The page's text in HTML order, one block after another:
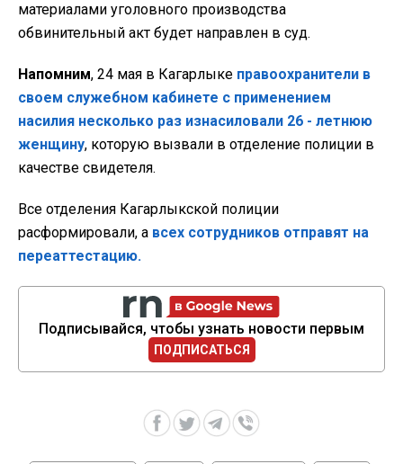
материалами уголовного производства
обвинительный акт будет направлен в суд.
Напомним, 24 мая в Кагарлыке правоохранители в
своем служебном кабинете с применением
насилия несколько раз изнасиловали 26 - летнюю
женщину, которую вызвали в отделение полиции в
качестве свидетеля.
Все отделения Кагарлыкской полиции
расформировали, а всех сотрудников отправят на
переаттестацию.
Подписывайся, чтобы узнать новости первым
ПОДПИСАТЬСЯ